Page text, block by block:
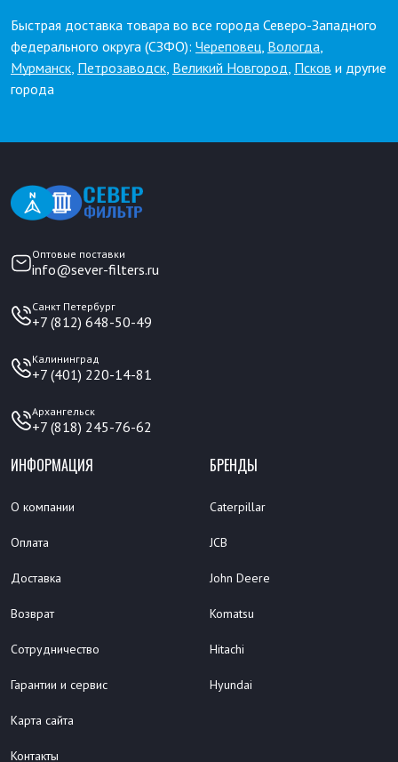
Быстрая доставка товара во все города Северо-Западного
федерального округа (СЗФО): Череповец, Вологда,
Мурманск, Петрозаводск, Великий Новгород, Псков и другие
города
Оптовые поставки
info@sever-filters.ru
Санкт Петербург
+7 (812) 648-50-49
Калининград
+7 (401) 220-14-81
Архангельск
+7 (818) 245-76-62
ИНФОРМАЦИЯ
О компании
Оплата
Доставка
Возврат
Сотрудничество
Гарантии и сервис
Карта сайта
Контакты
БРЕНДЫ
Caterpillar
JCB
John Deere
Komatsu
Hitachi
Hyundai